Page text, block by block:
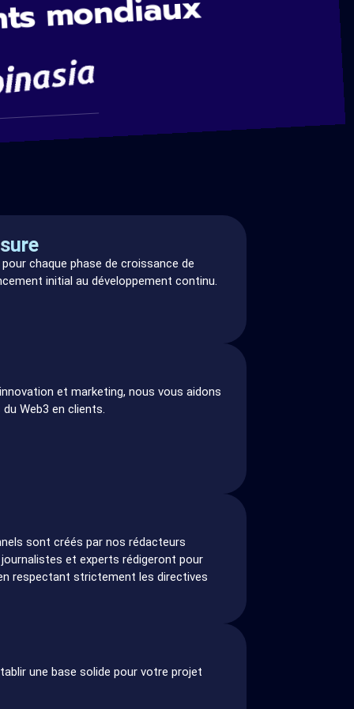
mondiaux
chaque phase de croissance de
initial au développement continu.
et marketing, nous vous aidons
Web3 en clients.
sont créés par nos rédacteurs
et experts rédigeront pour
respectant strictement les directives
une base solide pour votre projet